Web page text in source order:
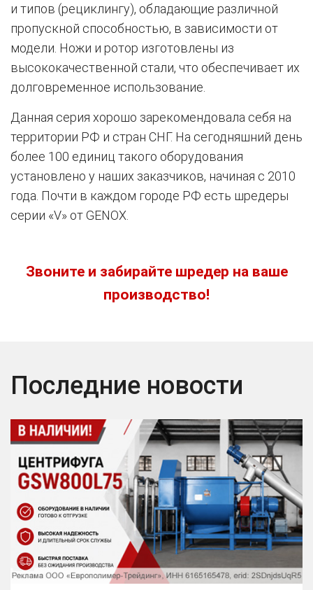
и типов (рециклингу), обладающие различной
пропускной способностью, в зависимости от
модели. Ножи и ротор изготовлены из
высококачественной стали, что обеспечивает их
долговременное использование.
Данная серия хорошо зарекомендовала себя на
территории РФ и стран СНГ. На сегодняшний день
более 100 единиц такого оборудования
установлено у наших заказчиков, начиная с 2010
года. Почти в каждом городе РФ есть шредеры
серии «V» от GENOX.
Звоните и забирайте шредер на ваше
производство!
Последние новости